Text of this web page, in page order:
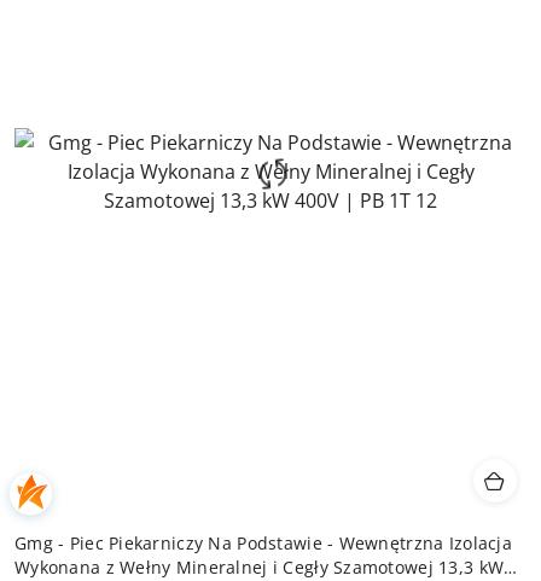
Gmg - Piec Piekarniczy Na Podstawie - Wewnętrzna Izolacja
Wykonana z Wełny Mineralnej i Cegły Szamotowej 13,3 kW